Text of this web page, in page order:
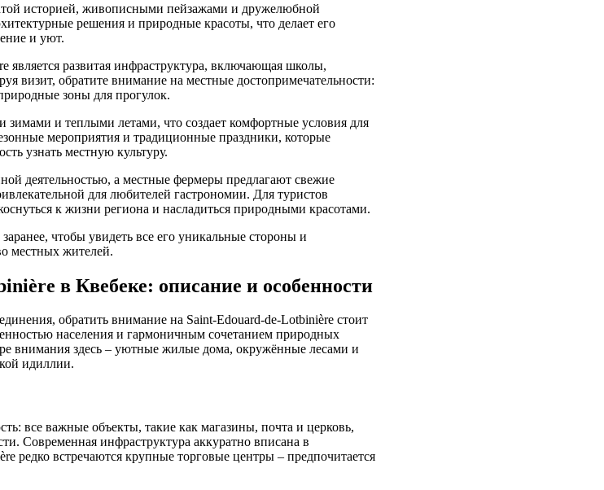
историей, живописными пейзажами и дружелюбной
решения и природные красоты, что делает его
и уют.
является развитая инфраструктура, включающая школы,
визит, обратите внимание на местные достопримечательности:
зоны для прогулок.
зимами и теплыми летами, что создает комфортные условия для
мероприятия и традиционные праздники, которые
узнать местную культуру.
деятельностью, а местные фермеры предлагают свежие
для любителей гастрономии. Для туристов
к жизни региона и насладиться природными красотами.
чтобы увидеть все его уникальные стороны и
местных жителей.
в Квебеке: описание и особенности
обратить внимание на Saint-Edouard-de-Lotbinière стоит
населения и гармоничным сочетанием природных
внимания здесь – уютные жилые дома, окружённые лесами и
идиллии.
все важные объекты, такие как магазины, почта и церковь,
Современная инфраструктура аккуратно вписана в
редко встречаются крупные торговые центры – предпочитается